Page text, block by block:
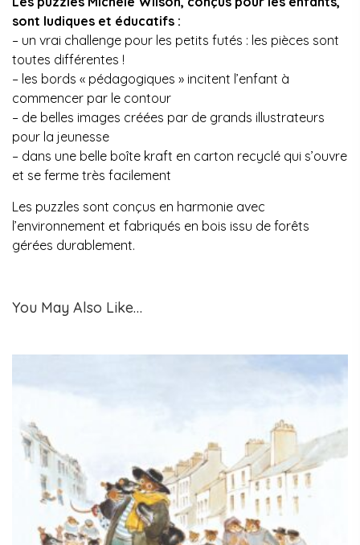
sont ludiques et éducatifs :
– un vrai challenge pour les petits futés : les pièces sont
toutes différentes !
– les bords « pédagogiques » incitent l’enfant à
commencer par le contour
– de belles images créées par de grands illustrateurs
pour la jeunesse
– dans une belle boîte kraft en carton recyclé qui s’ouvre
et se ferme très facilement
Les puzzles sont conçus en harmonie avec
l’environnement et fabriqués en bois issu de forêts
gérées durablement.
You May Also Like…